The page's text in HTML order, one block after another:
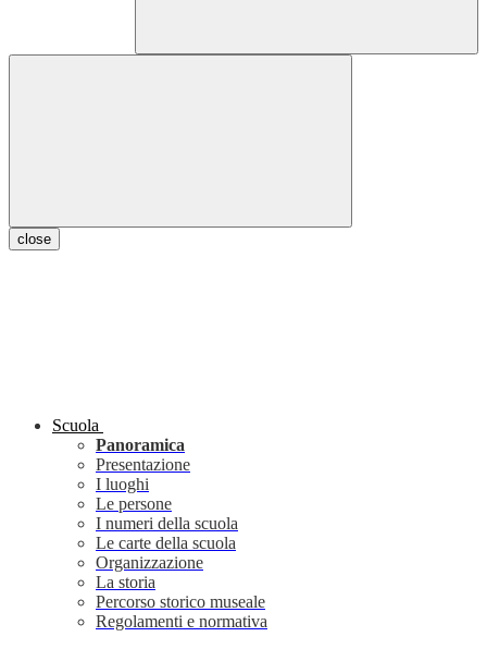
close
Scuola
Panoramica
Presentazione
I luoghi
Le persone
I numeri della scuola
Le carte della scuola
Organizzazione
La storia
Percorso storico museale
Regolamenti e normativa